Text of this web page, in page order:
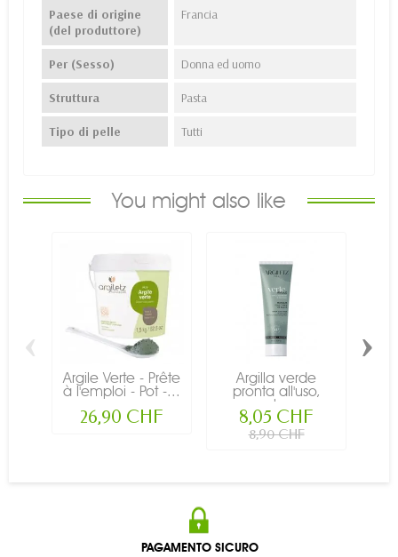
Paese di origine
(del produttore)
Francia
Per (Sesso) Donna ed uomo
Struttura Pasta
Tipo di pelle Tutti
You might also like
Argile Verte - Prête
à l'emploi - Pot -...
26,90 CHF
Argilla verde
pronta all'uso,
maschera...
8,05 CHF
8,90 CHF
‹ ›
PAGAMENTO SICURO